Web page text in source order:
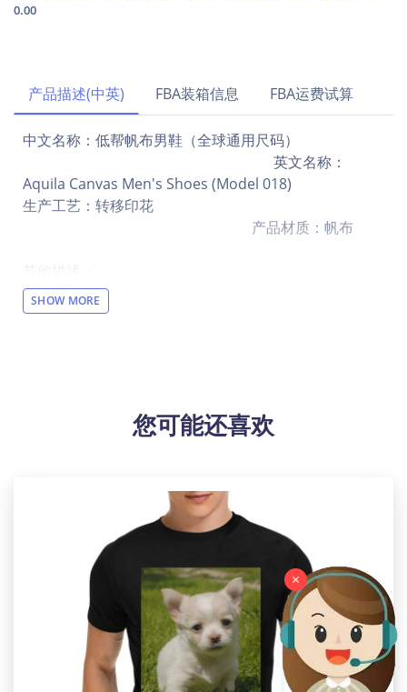
0.00
产品描述(中英) FBA装箱信息 FBA运费试算
中文名称：低帮帆布男鞋（全球通用尺码）
英文名称：
Aquila Canvas Men's Shoes (Model 018)
生产工艺：转移印花
产品材质：帆布
【设计说明】局部印花，有黑白两种配色。
【材质说明】帆布
太多的水），污垢多的地方可以挤些牙膏在上面，再用
牙刷清洁一下，清洁应将鞋面擦干，切勿用刷子猛刷，
清洗后要在阴凉通风处风干，不能在太阳下晒！洗后用
纸巾将鞋子包起来，鞋子更干净，也可以保护鞋子。
【包装体积】33cm x 14cm x 11cm
设计提示：
印刷区域图片大小：1631 x 576 px，右脚复制左脚。
温馨提示：
该图片展示效果仅供参考，最终效果以实物为准！由于
SHOW MORE
您可能还喜欢
×